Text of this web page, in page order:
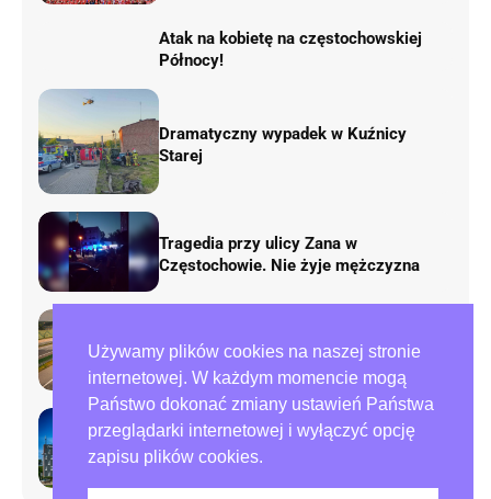
Używamy plików cookies na naszej stronie
internetowej. W każdym momencie mogą
Państwo dokonać zmiany ustawień Państwa
przeglądarki internetowej i wyłączyć opcję
zapisu plików cookies.
Atak na kobietę na częstochowskiej
Północy!
Dramatyczny wypadek w Kuźnicy
Starej
Tragedia przy ulicy Zana w
Częstochowie. Nie żyje mężczyzna
autostradzie A1. Będą duże zmiany w
ruchu
Preparowanie kart w referendum.
Zawiadomienia do policji i ABW